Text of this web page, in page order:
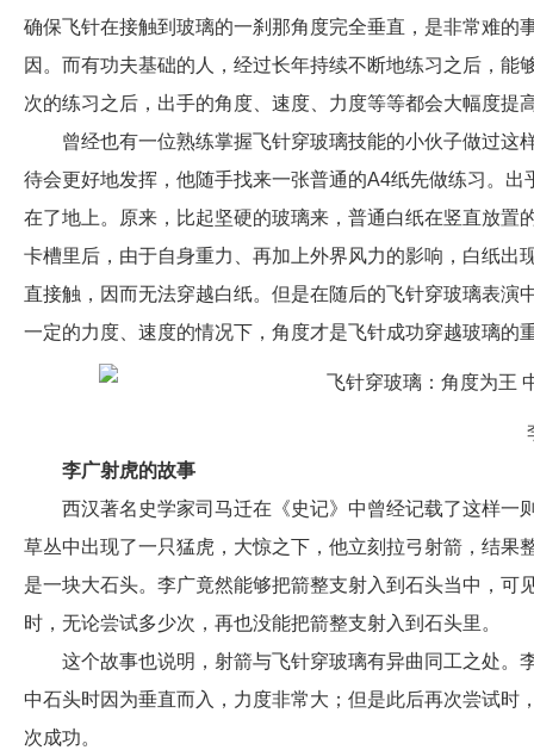
确保飞针在接触到玻璃的一刹那角度完全垂直，是非常难
因。而有功夫基础的人，经过长年持续不断地练习之后，
次的练习之后，出手的角度、速度、力度等等都会大幅度
曾经也有一位熟练掌握飞针穿玻璃技能的小伙子做过
待会更好地发挥，他随手找来一张普通的A4纸先做练习。
在了地上。原来，比起坚硬的玻璃来，普通白纸在竖直放
卡槽里后，由于自身重力、再加上外界风力的影响，白纸
直接触，因而无法穿越白纸。但是在随后的飞针穿玻璃表
一定的力度、速度的情况下，角度才是飞针成功穿越玻璃的
李广射虎的故事
西汉著名史学家司马迁在《史记》中曾经记载了这样一
草丛中出现了一只猛虎，大惊之下，他立刻拉弓射箭，结
是一块大石头。李广竟然能够把箭整支射入到石头当中，
时，无论尝试多少次，再也没能把箭整支射入到石头里。
这个故事也说明，射箭与飞针穿玻璃有异曲同工之处。
中石头时因为垂直而入，力度非常大；但是此后再次尝试
次成功。